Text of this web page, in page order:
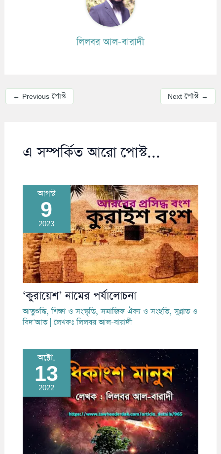
লিলবর আল-বারাদী
← Previous পোস্ট Next পোস্ট →
এ সম্পর্কিত আরো পোস্ট...
আগস্ট
9
2023
‘কুরায়েশ’ নামের পর্যালোচনা
আত্নশুদ্ধি,শিক্ষা ও সংস্কৃতি,সমাজিক ঐক্য ও সংহতি,সুন্নাত ও
বিদ‘আত| লেখকঃলিলবর আল-বারাদী
অক্টো.
13
2022